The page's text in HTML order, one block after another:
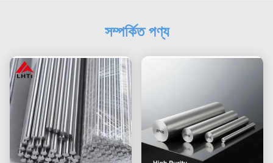
সম্পর্কিত পণ্য